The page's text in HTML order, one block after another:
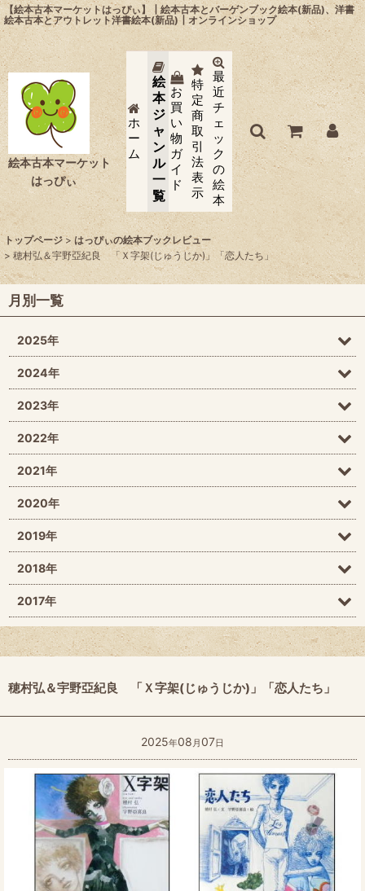
【絵本古本マーケットはっぴぃ】┃絵本古本とバーゲンブック絵本(新品)、洋書
絵本古本とアウトレット洋書絵本(新品)┃オンラインショップ
絵本古本マーケット
はっぴぃ
ホ
ー
ム
絵
本
ジ
ャ
ン
ル
一
覧
お
買
い
物
ガ
イ
ド
特
定
商
取
引
法
表
示
最
近
チ
ェ
ッ
ク
の
絵
本
トップページ > はっぴぃの絵本ブックレビュー
> 穂村弘＆宇野亞紀良 「Ｘ字架(じゅうじか)」「恋人たち」
穂村弘＆宇野亞紀良 「Ｘ字架(じゅうじか)」「恋人たち」
2025年08 月 07日
月別一覧
2025年
2024年
2023年
2022年
2021年
2020年
2019年
2018年
2017年